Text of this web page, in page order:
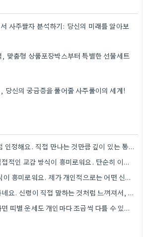
사주팔자 분석하기: 당신의 미래를 알아보
맞춤형 상품포장박스부터 특별한 선물세트
당신의 궁금증을 풀어줄 사주풀이의 세계!
전화 상담이 편하다는 점 인정해요. 직접 만나는 것만큼 깊이 있는 통찰력을 얻기는 어려울 것 같아요.
생년월일시를 활용한 직접적인 교감 방식이 흥미로워요. 단순히 이론적 틀에 기대는 것보다, 개인의 상황에 맞춰 신령의…
신령의 도움을 받는 방식이 흥미로워요. 제가 개인적으로는 어떤 신령이 상담자의 상황에 맞춰 질문을 받아들이는지 궁금하네요.
공수라는 개념이 흥미롭네요. 신령이 직접 말하는 것처럼 느껴져서, 현대적인 AI 챗봇의 답변 방식과 연결해서 생각해…
생년월일 시까지 고려하면 띠별 운세도 개인마다 조금씩 다를 수 있네요. 특히 연말에 태어난 분들은 좀…